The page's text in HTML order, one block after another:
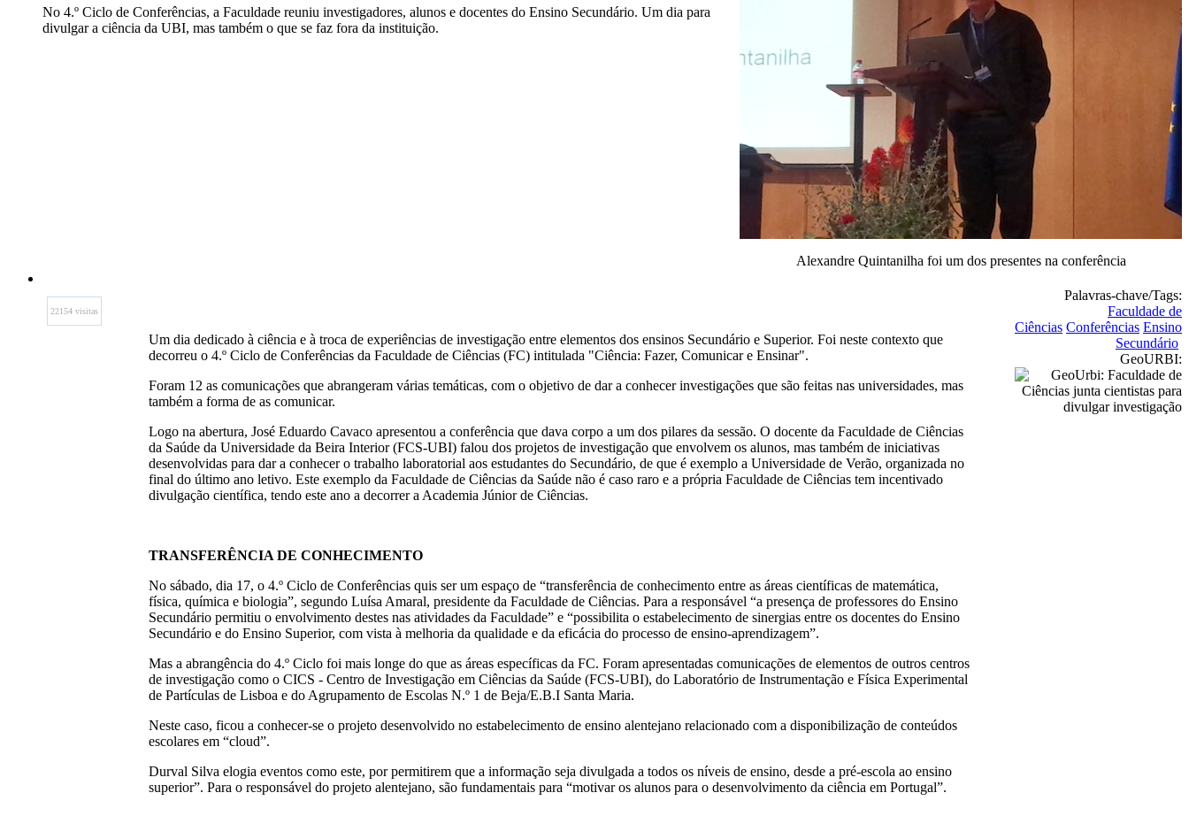
No 4.º Ciclo de Conferências, a Faculdade reuniu investigadores, alunos e docentes do Ensino Secundário. Um dia para
divulgar a ciência da UBI, mas também o que se faz fora da instituição.
Alexandre Quintanilha foi um dos presentes na conferência
22154 visitas
Um dia dedicado à ciência e à troca de experiências de investigação entre elementos dos ensinos Secundário e Superior. Foi neste contexto que
decorreu o 4.º Ciclo de Conferências da Faculdade de Ciências (FC) intitulada "Ciência: Fazer, Comunicar e Ensinar".
Foram 12 as comunicações que abrangeram várias temáticas, com o objetivo de dar a conhecer investigações que são feitas nas universidades, mas
também a forma de as comunicar.
Logo na abertura, José Eduardo Cavaco apresentou a conferência que dava corpo a um dos pilares da sessão. O docente da Faculdade de Ciências
da Saúde da Universidade da Beira Interior (FCS-UBI) falou dos projetos de investigação que envolvem os alunos, mas também de iniciativas
desenvolvidas para dar a conhecer o trabalho laboratorial aos estudantes do Secundário, de que é exemplo a Universidade de Verão, organizada no
final do último ano letivo. Este exemplo da Faculdade de Ciências da Saúde não é caso raro e a própria Faculdade de Ciências tem incentivado
divulgação científica, tendo este ano a decorrer a Academia Júnior de Ciências.
TRANSFERÊNCIA DE CONHECIMENTO
No sábado, dia 17, o 4.º Ciclo de Conferências quis ser um espaço de “transferência de conhecimento entre as áreas científicas de matemática,
física, química e biologia”, segundo Luísa Amaral, presidente da Faculdade de Ciências. Para a responsável “a presença de professores do Ensino
Secundário permitiu o envolvimento destes nas atividades da Faculdade” e “possibilita o estabelecimento de sinergias entre os docentes do Ensino
Secundário e do Ensino Superior, com vista à melhoria da qualidade e da eficácia do processo de ensino-aprendizagem”.
Mas a abrangência do 4.º Ciclo foi mais longe do que as áreas específicas da FC. Foram apresentadas comunicações de elementos de outros centros
de investigação como o CICS - Centro de Investigação em Ciências da Saúde (FCS-UBI), do Laboratório de Instrumentação e Física Experimental
de Partículas de Lisboa e do Agrupamento de Escolas N.º 1 de Beja/E.B.I Santa Maria.
Neste caso, ficou a conhecer-se o projeto desenvolvido no estabelecimento de ensino alentejano relacionado com a disponibilização de conteúdos
escolares em “cloud”.
Durval Silva elogia eventos como este, por permitirem que a informação seja divulgada a todos os níveis de ensino, desde a pré-escola ao ensino
superior”. Para o responsável do projeto alentejano, são fundamentais para “motivar os alunos para o desenvolvimento da ciência em Portugal”.
Palavras-chave/Tags:
Faculdade de
Ciências Conferências Ensino
Secundário
GeoURBI: